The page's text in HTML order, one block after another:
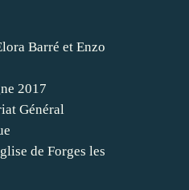
Barré et Enzo
2017
Général
de Forges les